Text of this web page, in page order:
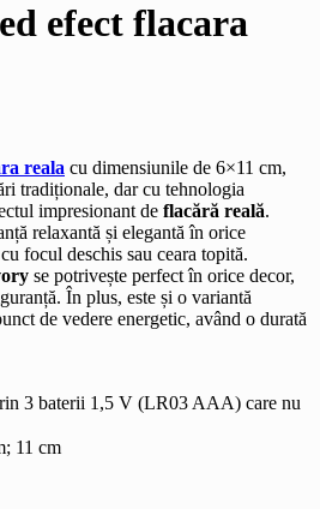
efect flacara
reala cu dimensiunile de 6×11 cm,
tradiționale, dar cu tehnologia
impresionant de flacără reală.
relaxantă și elegantă în orice
focul deschis sau ceara topită.
se potrivește perfect în orice decor,
În plus, este și o variantă
de vedere energetic, având o durată
3 baterii 1,5 V (LR03 AAA) care nu
11 cm